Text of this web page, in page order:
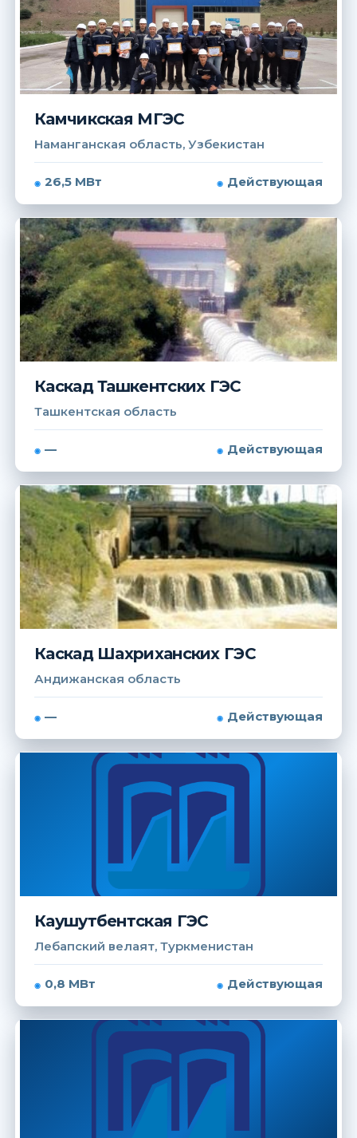
Камчикская МГЭС
Наманганская область, Узбекистан
26,5 МВт Действующая
Каскад Ташкентских ГЭС
Ташкентская область
— Действующая
Каскад Шахриханских ГЭС
Андижанская область
— Действующая
Каушутбентская ГЭС
Лебапский велаят, Туркменистан
0,8 МВт Действующая